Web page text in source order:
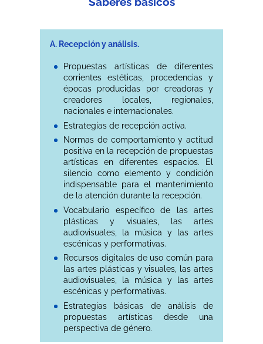
A. Recepción y análisis.
Propuestas artísticas de diferentes
corrientes estéticas, procedencias y
épocas producidas por creadoras y
creadores locales, regionales,
nacionales e internacionales.
Estrategias de recepción activa.
Normas de comportamiento y actitud
positiva en la recepción de propuestas
artísticas en diferentes espacios. El
silencio como elemento y condición
indispensable para el mantenimiento
de la atención durante la recepción.
Vocabulario específico de las artes
plásticas y visuales, las artes
audiovisuales, la música y las artes
escénicas y performativas.
Recursos digitales de uso común para
las artes plásticas y visuales, las artes
audiovisuales, la música y las artes
escénicas y performativas.
Estrategias básicas de análisis de
propuestas artísticas desde una
perspectiva de género.